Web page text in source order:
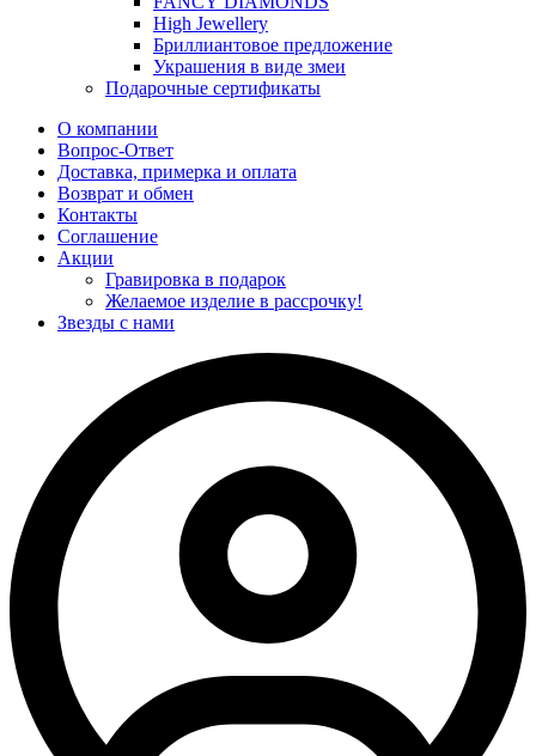
High Jewellery
Бриллиантовое предложение
Украшения в виде змеи
Подарочные сертификаты
О компании
Вопрос-Ответ
Доставка, примерка и оплата
Возврат и обмен
Контакты
Соглашение
Акции
Гравировка в подарок
Желаемое изделие в рассрочку!
Звезды с нами